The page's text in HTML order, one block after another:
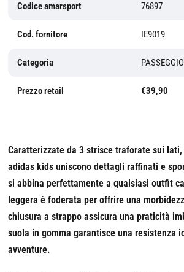
Codice amarsport 76897
Cod. fornitore IE9019
Categoria PASSEGGIO
Prezzo retail €39,90
Caratterizzate da 3 strisce traforate sui
adidas kids uniscono dettagli raffinati e
si abbina perfettamente a qualsiasi outfit
leggera è foderata per offrire una
chiusura a strappo assicura una praticità
suola in gomma garantisce una resistenza
avventure.